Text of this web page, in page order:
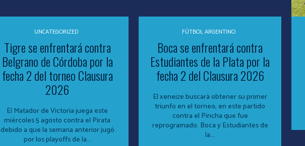
UNCATEGORIZED
Tigre se enfrentará contra
Belgrano de Córdoba por la
fecha 2 del torneo Clausura
2026
El Matador de Victoria juega este
miércoles 5 agosto contra el Pirata
debido a que la semana anterior jugó
por los playoffs de la...
FÚTBOL ARGENTINO
Boca se enfrentará contra
Estudiantes de la Plata por la
fecha 2 del Clausura 2026
El xeneize buscará obtener su primer
triunfo en el torneo, en este partido
contra el Pincha que fue
reprogramado. Boca y Estudiantes de
la...